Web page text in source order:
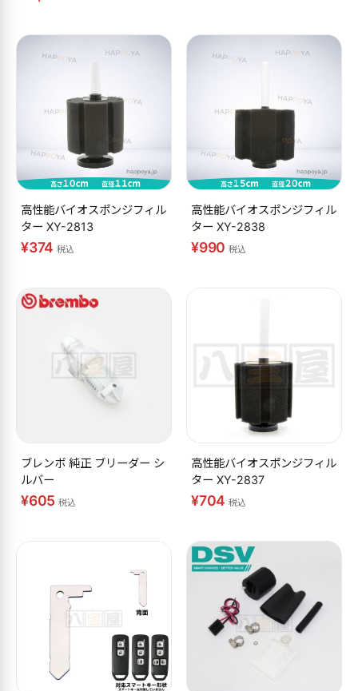
高性能バイオスポンジフィル
ター XY-2813
¥374税込
高性能バイオスポンジフィル
ター XY-2838
¥990税込
ブレンボ 純正 ブリーダー シ
ルバー
¥605税込
高性能バイオスポンジフィル
ター XY-2837
¥704税込